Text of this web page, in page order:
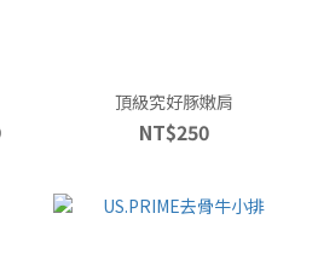
頂級究好豚嫩肩
NT$250